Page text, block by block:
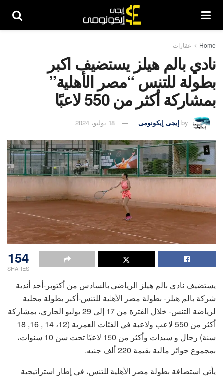
Home عقارات
نادي بالم هيلز يستضيف اكبر
بطولة للتنس “مصر الأهلية”
بمشاركة أكثر من 550 لاعبًا
by إيجى إيكونومى 18 يوليو، 2024
154
SHARES
يستضيف نادي بالم هيلز الرياضي بالسادس من أكتوبر-أحد أندية
شركة بالم هيلز- بطولة مصر الأهلية للتنس-أكبر بطولة محلية
لرياضة التنس- خلال الفترة من 17 إلى 29 يوليو الجاري، بمشاركة
أكثر من 550 لاعب ولاعبة في الفئات العمرية (12، 14 , 16, 18
سنة) رجال و سيدات وأكثر من 150 لاعبًا تحت سن 10 سنوات،
بمجموع جوائز مالية بقيمة 220 ألف جنيه.
يأتي استضافة بطولة مصر الأهلية للتنس، في إطار استراتيجية